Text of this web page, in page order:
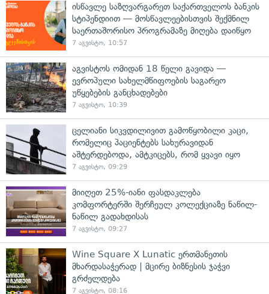
ისწავლე საზღვარგარეთ საქართველოს ბანკის
სტიპენდიით — მოსწავლეებისთვის შექმნილ
საერთაშორისო პროგრამაზე მიღება დაიწყო
7 აგვისტო, 10:57
აგვისტოს ომიდან 18 წელი გავიდა —
ევროპული სახელმწიფოების საგარეო
უწყებების განცხადებები
7 აგვისტო, 10:39
ცელიანი სიკვდილივით გამოწყობილი კაცი,
რომელიც პაციენტებს სახურავიდან
აშტერდებოდა, ამტკიცებს, რომ ყვავი იყო
7 აგვისტო, 09:29
მიიღეთ 25%-იანი ფასდაკლება
კომფორტერში შერჩეულ კოლექციაზე ნაწილ-
ნაწილ გადახდისას
7 აგვისტო, 09:27
Wine Square X Lunatic ერთმანეთის
მხარდასაჭერად | მცირე ბიზნესის ჯაჭვი
გრძელდება
7 აგვისტო, 08:16